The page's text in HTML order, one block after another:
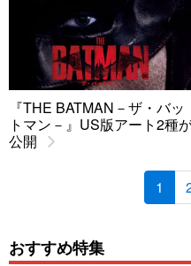
『THE BATMAN－ザ・バッ
トマン－』US版アート2種
公開
1
おすすめ特集